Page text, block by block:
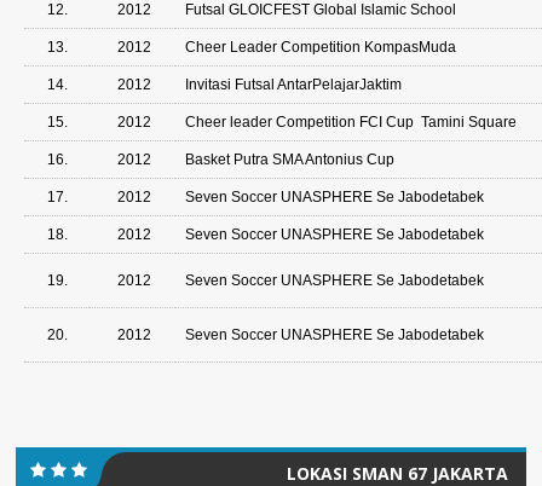
12. 2012 Futsal GLOICFEST Global Islamic School
13. 2012 Cheer Leader Competition KompasMuda
14. 2012 Invitasi Futsal AntarPelajarJaktim
15. 2012 Cheer leader Competition FCI Cup Tamini Square
16. 2012 Basket Putra SMA Antonius Cup
17. 2012 Seven Soccer UNASPHERE Se Jabodetabek
18. 2012 Seven Soccer UNASPHERE Se Jabodetabek
19. 2012 Seven Soccer UNASPHERE Se Jabodetabek
20. 2012 Seven Soccer UNASPHERE Se Jabodetabek
LOKASI SMAN 67 JAKARTA